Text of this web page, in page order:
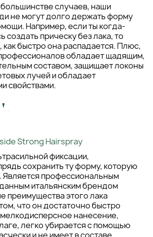
случаев, наши
не могут долго держать форму
Например, если ты когда-
создать прическу без лака, то
как быстро она распадается. Плюс,
обладает щадящим,
составом, защищает локоны
лучей и обладает
свойствами.
ДЛЯ ВОЛОС ОТ ИНТЕРНЕТ-МАГАЗИНА
Strong Hairspray
фиксации,
сохранить ту форму, которую
Является профессиональным
итальянским брендом
преимущества этого лака
что он достаточно быстро
нанесение,
легко убирается с помощью